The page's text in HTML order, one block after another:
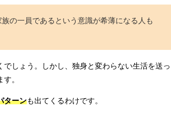
の一員であるという意識が希薄になる人も
しょう。しかし、独身と変わらない生活を送っ
。
ターンも出てくるわけです。